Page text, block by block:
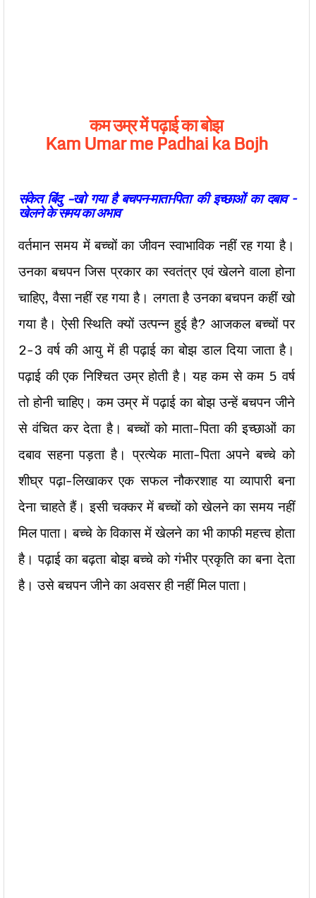
कमउम्रमेंपढ़ाईकाबोझ
Kam Umar me Padhai ka Bojh
संकेत बिंदु-खो गया है बचपन–माता–पिता की इच्छाओं का दबाव–
खेलनेकेसमयकाअभाव
वर्तमान समय में बच्चों का जीवन स्वाभाविक नहीं रह गया है।
उनका बचपन जिस प्रकार का स्वतंत्र एवं खेलने वाला होना
चाहिए, वैसा नहीं रह गया है। लगता है उनका बचपन कहीं खो
गया है। ऐसी स्थिति क्यों उत्पन्न हुई है? आजकल बच्चों पर
2-3 वर्ष की आयु में ही पढ़ाई का बोझ डाल दिया जाता है।
पढ़ाई की एक निश्चित उम्र होती है। यह कम से कम 5 वर्ष
तो होनी चाहिए। कम उम्र में पढ़ाई का बोझ उन्हें बचपन जीने
से वंचित कर देता है। बच्चों को माता-पिता की इच्छाओं का
दबाव सहना पड़ता है। प्रत्येक माता-पिता अपने बच्चे को
शीघ्र पढ़ा-लिखाकर एक सफल नौकरशाह या व्यापारी बना
देना चाहते हैं। इसी चक्कर में बच्चों को खेलने का समय नहीं
मिल पाता। बच्चे के विकास में खेलने का भी काफी महत्त्व होता
है। पढ़ाई का बढ़ता बोझ बच्चे को गंभीर प्रकृति का बना देता
है। उसे बचपन जीने का अवसर ही नहीं मिल पाता।